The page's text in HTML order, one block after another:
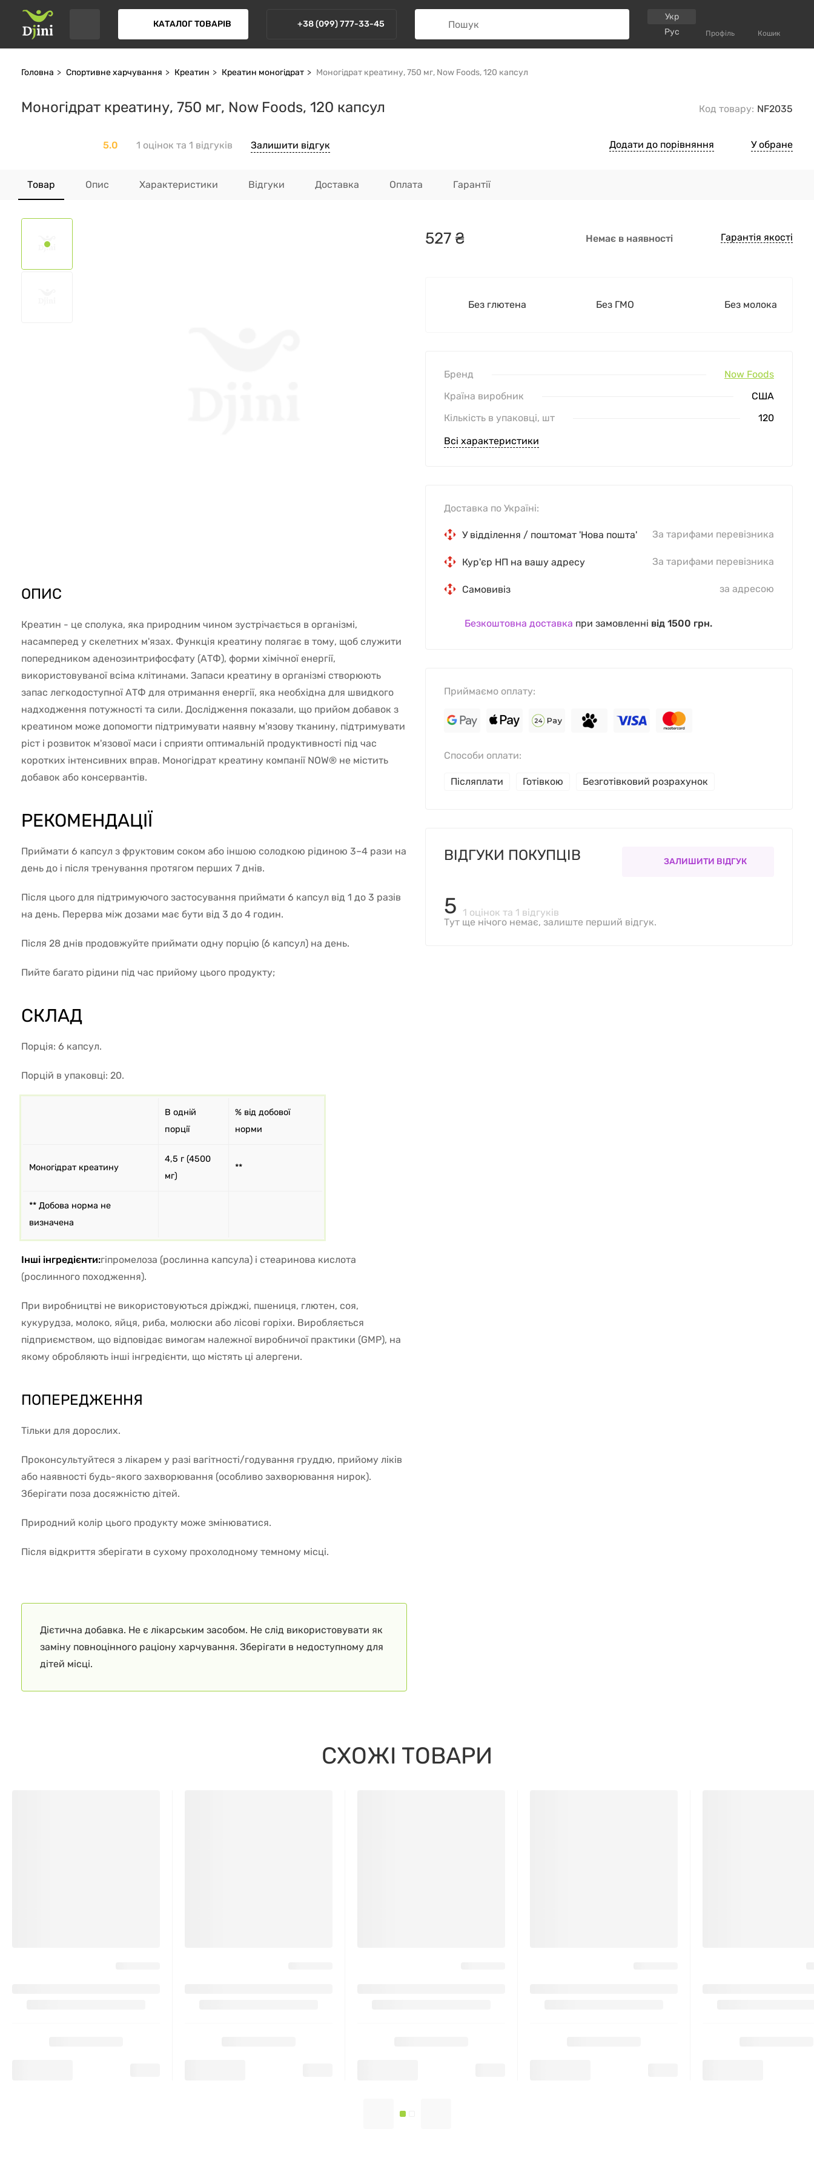
КАТАЛОГ ТОВАРІВ +38 (099) 777-33-45
Укр
Рус
Профіль Кошик
Головна Спортивне харчування Креатин Креатин моногідрат Моногідрат креатину, 750 мг, Now Foods, 120 капсул
Моногідрат креатину, 750 мг, Now Foods, 120 капсул Код товару: NF2035
5.0 1 оцінок та 1 відгуків Залишити відгук Додати до порівняння У обране
Товар Опис Характеристики Відгуки Доставка Оплата Гарантії
Дієтична добавка. Не є лікарським засобом. Не слід використовувати як
заміну повноцінного раціону харчування. Зберігати в недоступному для
дітей місці.
ОПИС
Креатин - це сполука, яка природним чином зустрічається в організмі,
насамперед у скелетних м'язах. Функція креатину полягає в тому, щоб служити
попередником аденозинтрифосфату (АТФ), форми хімічної енергії,
використовуваної всіма клітинами. Запаси креатину в організмі створюють
запас легкодоступної АТФ для отримання енергії, яка необхідна для швидкого
надходження потужності та сили. Дослідження показали, що прийом добавок з
креатином може допомогти підтримувати наявну м'язову тканину, підтримувати
ріст і розвиток м'язової маси і сприяти оптимальній продуктивності під час
коротких інтенсивних вправ. Моногідрат креатину компанії NOW® не містить
добавок або консервантів.
РЕКОМЕНДАЦІЇ
Приймати 6 капсул з фруктовим соком або іншою солодкою рідиною 3–4 рази на
день до і після тренування протягом перших 7 днів.
Після цього для підтримуючого застосування приймати 6 капсул від 1 до 3 разів
на день. Перерва між дозами має бути від 3 до 4 годин.
Після 28 днів продовжуйте приймати одну порцію (6 капсул) на день.
Пийте багато рідини під час прийому цього продукту;
СКЛАД
Порція: 6 капсул.
Порцій в упаковці: 20.
В одній
порції
% від добової
норми
Моногідрат креатину
4,5 г (4500
мг)
**
** Добова норма не
визначена
Інші інгредієнти:гіпромелоза (рослинна капсула) і стеаринова кислота
(рослинного походження).
При виробництві не використовуються дріжджі, пшениця, глютен, соя,
кукурудза, молоко, яйця, риба, молюски або лісові горіхи. Виробляється
підприємством, що відповідає вимогам належної виробничої практики (GMP), на
якому обробляють інші інгредієнти, що містять ці алергени.
ПОПЕРЕДЖЕННЯ
Тільки для дорослих.
Проконсультуйтеся з лікарем у разі вагітності/годування груддю, прийому ліків
або наявності будь-якого захворювання (особливо захворювання нирок).
Зберігати поза досяжністю дітей.
Природний колір цього продукту може змінюватися.
Після відкриття зберігати в сухому прохолодному темному місці.
527 ₴ Немає в наявності Гарантія якості
Без глютена Без ГМО Без молока
Доставка по Україні:
У відділення / поштомат 'Нова пошта' За тарифами перевізника
Кур'єр НП на вашу адресу За тарифами перевізника
Самовивіз за адресою
Безкоштовна доставка при замовленні від 1500 грн.
Приймаємо оплату:
Способи оплати:
Післяплати Готівкою Безготівковий розрахунок
Бренд
Now Foods
Країна виробник
США
Кількість в упаковці, шт
120
Всі характеристики
ВІДГУКИ ПОКУПЦІВ ЗАЛИШИТИ ВІДГУК
5
1 оцінок та 1 відгуків
Тут ще нічого немає, залиште перший відгук.
СХОЖІ ТОВАРИ